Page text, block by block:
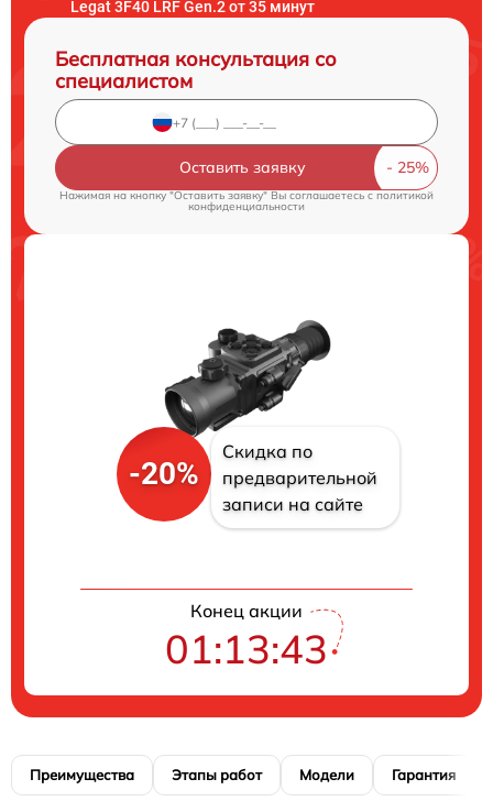
Legat 3F40 LRF Gen.2 от 35 минут
Бесплатная консультация со
специалистом
Оставить заявку
Нажимая на кнопку "Оставить заявку" Вы соглашаетесь c политикой
конфиденциальности
-20%
Скидка по
предварительной
записи на сайте
Конец акции
01:13:42
Преимущества Этапы работ Модели Гарантия